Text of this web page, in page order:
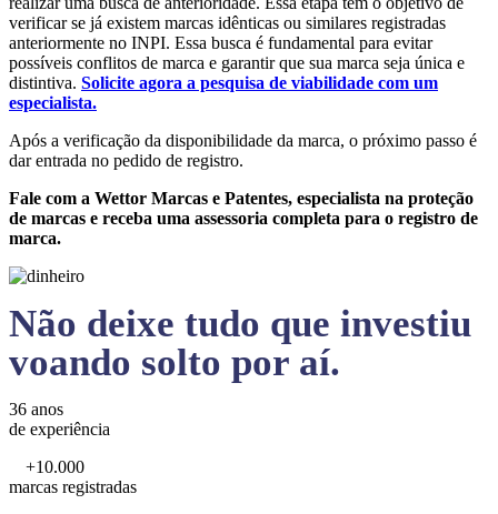
verificar se já existem marcas idênticas ou similares registradas
anteriormente no INPI. Essa busca é fundamental para evitar
possíveis conflitos de marca e garantir que sua marca seja única e
distintiva. Solicite agora a pesquisa de viabilidade com um
especialista.
Após a verificação da disponibilidade da marca, o próximo passo é
dar entrada no pedido de registro.
Fale com a Wettor Marcas e Patentes, especialista na proteção
de marcas e receba uma assessoria completa para o registro de
marca.
Não deixe tudo que investiu
voando solto por aí.
36 anos
de experiência
+10.000
marcas registradas